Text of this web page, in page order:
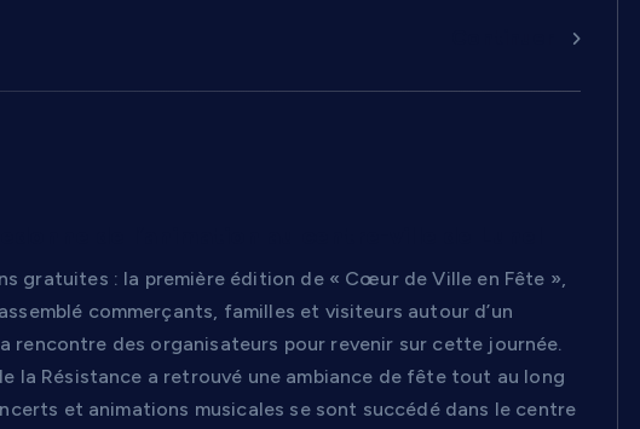
gratuites : la première édition de « Cœur de Ville en Fête »,
commerçants, familles et visiteurs autour d’un
rencontre des organisateurs pour revenir sur cette journée.
la Résistance a retrouvé une ambiance de fête tout au long
et animations musicales se sont succédé dans le centre